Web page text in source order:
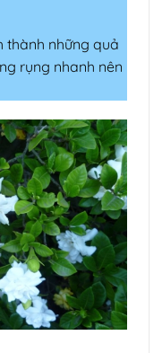
thành những quả
rụng nhanh nên